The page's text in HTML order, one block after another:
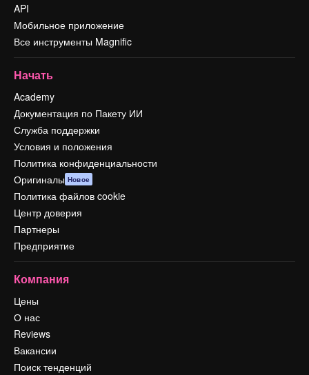
API
Мобильное приложение
Все инструменты Magnific
Начать
Academy
Документация по Пакету ИИ
Служба поддержки
Условия и положения
Политика конфиденциальности
Оригиналы Новое
Политика файлов cookie
Центр доверия
Партнеры
Предприятие
Компания
Цены
О нас
Reviews
Вакансии
Поиск тенденций